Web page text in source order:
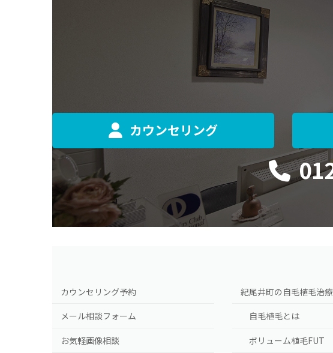
カウンセリング
カウンセリング予約
メール相談フォーム
お気軽画像相談
紀尾井町の自毛植毛治療
自毛植毛とは
ボリューム植毛FUT